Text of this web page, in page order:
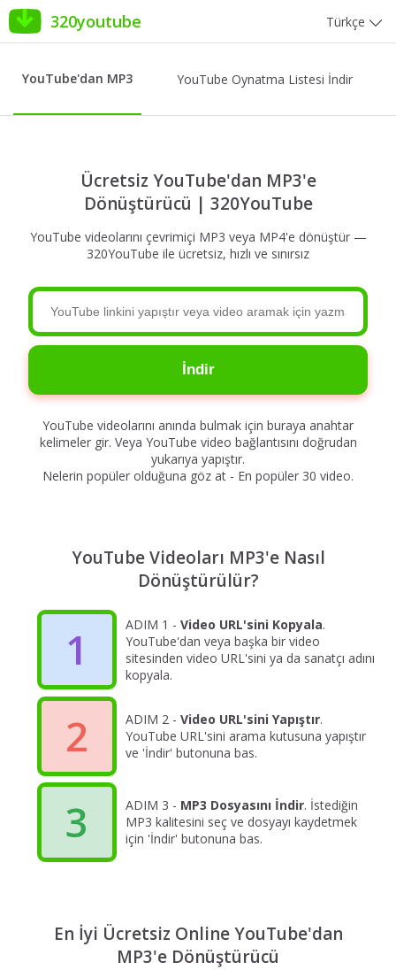
320youtube Türkçe
YouTube'dan MP3 YouTube Oynatma Listesi İndir
Ücretsiz YouTube'dan MP3'e
Dönüştürücü | 320YouTube
YouTube videolarını çevrimiçi MP3 veya MP4'e dönüştür —
320YouTube ile ücretsiz, hızlı ve sınırsız
İndir
YouTube videolarını anında bulmak için buraya anahtar
kelimeler gir. Veya YouTube video bağlantısını doğrudan
yukarıya yapıştır.
Nelerin popüler olduğuna göz at - En popüler 30 video.
YouTube Videoları MP3'e Nasıl
Dönüştürülür?
1 ADIM 1 - Video URL'sini Kopyala.
YouTube'dan veya başka bir video
sitesinden video URL'sini ya da sanatçı adını
kopyala.
2 ADIM 2 - Video URL'sini Yapıştır.
YouTube URL'sini arama kutusuna yapıştır
ve 'İndir' butonuna bas.
3 ADIM 3 - MP3 Dosyasını İndir. İstediğin
MP3 kalitesini seç ve dosyayı kaydetmek
için 'İndir' butonuna bas.
En İyi Ücretsiz Online YouTube'dan
MP3'e Dönüştürücü